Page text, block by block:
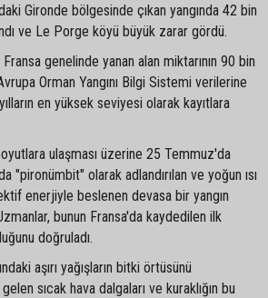
Gironde bölgesinde çıkan yangında 42 bin
ve Le Porge köyü büyük zarar gördü.
genelinde yanan alan miktarının 90 bin
Orman Yangını Bilgi Sistemi verilerine
en yüksek seviyesi olarak kayıtlara
boyutlara ulaşması üzerine 25 Temmuz'da
"pironümbit" olarak adlandırılan ve yoğun ısı
enerjiyle beslenen devasa bir yangın
bunun Fransa'da kaydedilen ilk
doğruladı.
aşırı yağışların bitki örtüsünü
sıcak hava dalgaları ve kuraklığın bu